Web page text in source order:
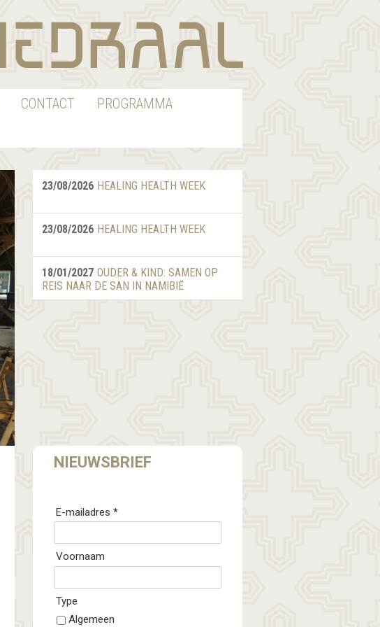
CONTACT
PROGRAMMA
23/08/2026 HEALING HEALTH WEEK
23/08/2026 HEALING HEALTH WEEK
18/01/2027 OUDER & KIND: SAMEN OP
REIS NAAR DE SAN IN NAMIBIË
NIEUWSBRIEF
E-mailadres *
Voornaam
Type
Algemeen